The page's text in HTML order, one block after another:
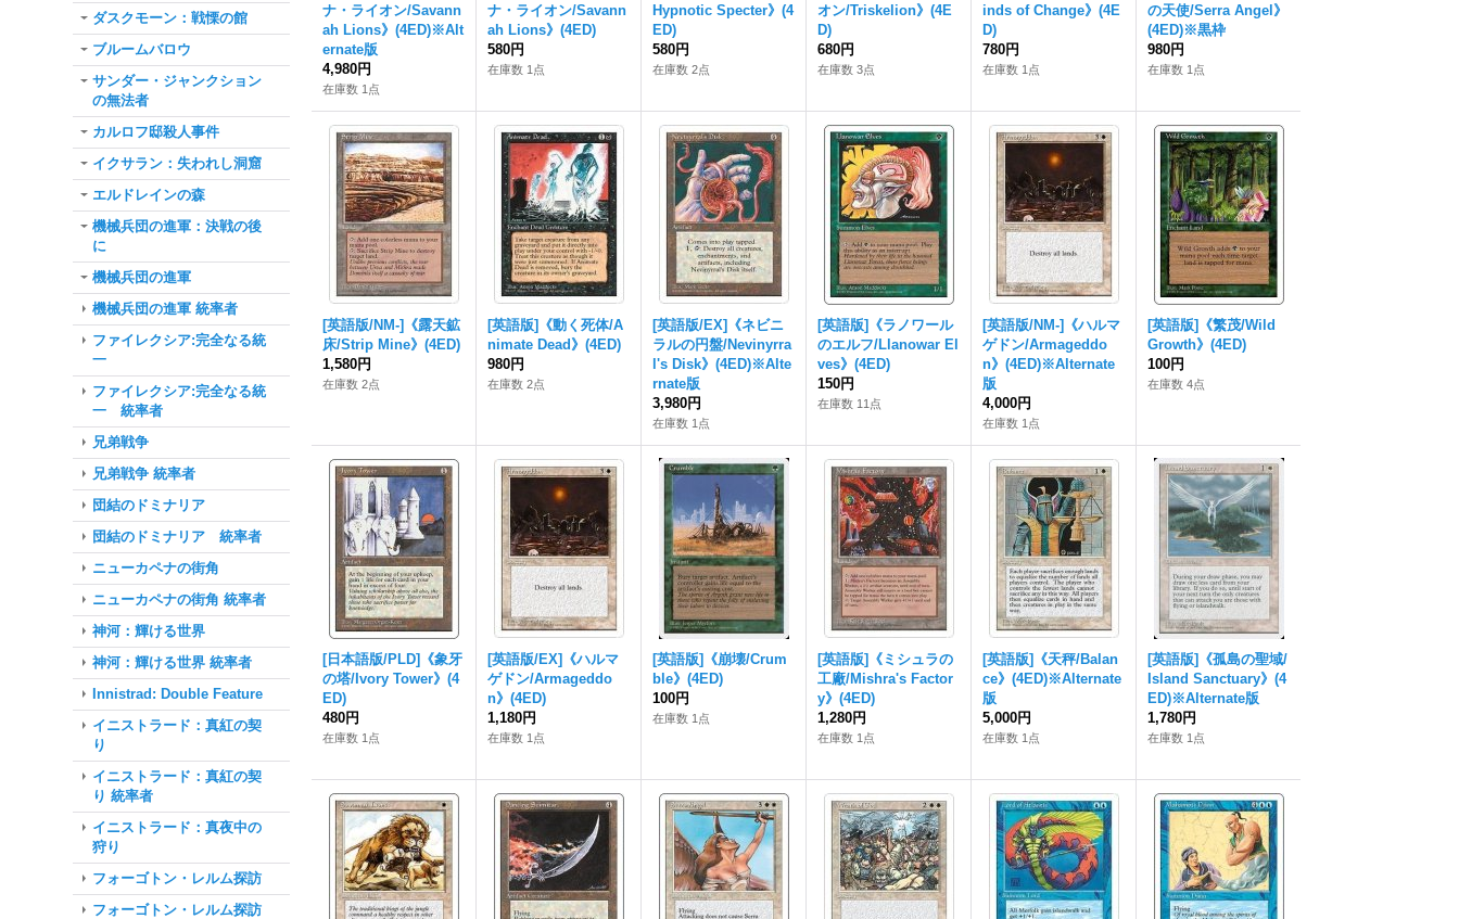
ダスクモーン：戦慄の館
ブルームバロウ
サンダー・ジャンクション
の無法者
カルロフ邸殺人事件
イクサラン：失われし洞窟
エルドレインの森
機械兵団の進軍：決戦の後
に
機械兵団の進軍
機械兵団の進軍 統率者
ファイレクシア:完全なる統
一
ファイレクシア:完全なる統
一 統率者
兄弟戦争
兄弟戦争 統率者
団結のドミナリア
団結のドミナリア 統率者
ニューカペナの街角
ニューカペナの街角 統率者
神河：輝ける世界
神河：輝ける世界 統率者
Innistrad: Double Feature
イニストラード：真紅の契
り
イニストラード：真紅の契
り 統率者
イニストラード：真夜中の
狩り
フォーゴトン・レルム探訪
フォーゴトン・レルム探訪
ナ・ライオン/Savann
ah Lions》(4ED)※Alt
ernate版
4,980円
在庫数 1点
ナ・ライオン/Savann
ah Lions》(4ED)
580円
在庫数 1点
Hypnotic Specter》(4
ED)
580円
在庫数 2点
オン/Triskelion》(4E
D)
680円
在庫数 3点
inds of Change》(4E
D)
780円
在庫数 1点
の天使/Serra Angel》
(4ED)※黒枠
980円
在庫数 1点
[英語版/NM-]《露天鉱
床/Strip Mine》(4ED)
1,580円
在庫数 2点
[英語版]《動く死体/A
nimate Dead》(4ED)
980円
在庫数 2点
[英語版/EX]《ネビニ
ラルの円盤/Nevinyrra
l's Disk》(4ED)※Alte
rnate版
3,980円
在庫数 1点
[英語版]《ラノワール
のエルフ/Llanowar El
ves》(4ED)
150円
在庫数 11点
[英語版/NM-]《ハルマ
ゲドン/Armageddo
n》(4ED)※Alternate
版
4,000円
在庫数 1点
[英語版]《繁茂/Wild
Growth》(4ED)
100円
在庫数 4点
[日本語版/PLD]《象牙
の塔/Ivory Tower》(4
ED)
480円
在庫数 1点
[英語版/EX]《ハルマ
ゲドン/Armageddo
n》(4ED)
1,180円
在庫数 1点
[英語版]《崩壊/Crum
ble》(4ED)
100円
在庫数 1点
[英語版]《ミシュラの
工廠/Mishra's Factor
y》(4ED)
1,280円
在庫数 1点
[英語版]《天秤/Balan
ce》(4ED)※Alternate
版
5,000円
在庫数 1点
[英語版]《孤島の聖域/
Island Sanctuary》(4
ED)※Alternate版
1,780円
在庫数 1点